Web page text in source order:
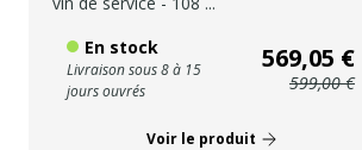
En stock
Livraison sous 8 à 15
jours ouvrés
569,05 €
599,00 €
Voir le produit